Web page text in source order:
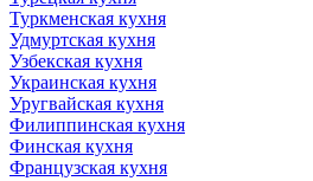
Туркменская кухня
Удмуртская кухня
Узбекская кухня
Украинская кухня
Уругвайская кухня
Филиппинская кухня
Финская кухня
Французская кухня